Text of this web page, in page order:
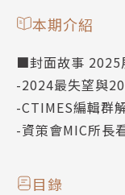
本期介紹
■封面故事 2025
-2024最失望與
-CTIMES編輯群
-資策會MIC所長
目錄